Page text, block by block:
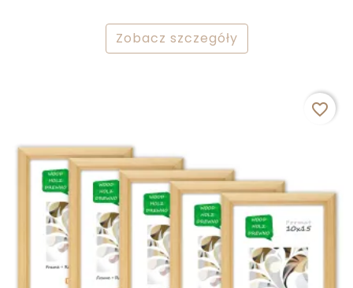
Zobacz szczegóły
favorite_border